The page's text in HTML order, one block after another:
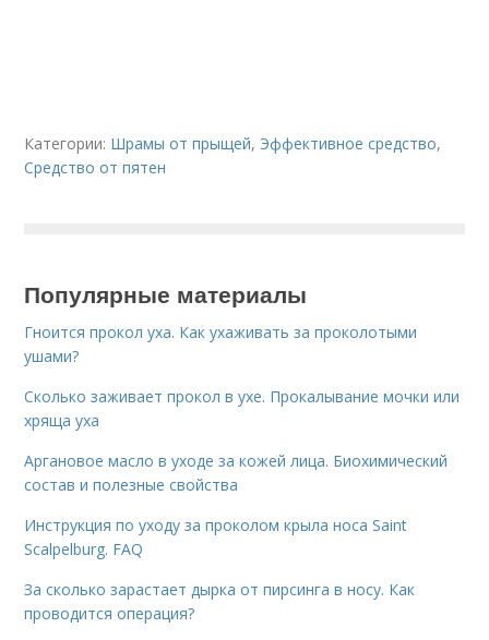
Категории: Шрамы от прыщей, Эффективное средство,
Средство от пятен
Популярные материалы
Гноится прокол уха. Как ухаживать за проколотыми
ушами?
Сколько заживает прокол в ухе. Прокалывание мочки или
хряща уха
Аргановое масло в уходе за кожей лица. Биохимический
состав и полезные свойства
Инструкция по уходу за проколом крыла носа Saint
Scalpelburg. FAQ
За сколько зарастает дырка от пирсинга в носу. Как
проводится операция?